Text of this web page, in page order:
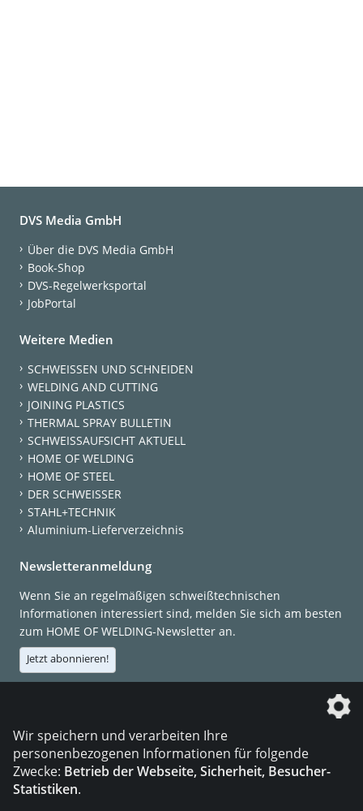
DVS Media GmbH
Über die DVS Media GmbH
Book-Shop
DVS-Regelwerksportal
JobPortal
Weitere Medien
SCHWEISSEN UND SCHNEIDEN
WELDING AND CUTTING
JOINING PLASTICS
THERMAL SPRAY BULLETIN
SCHWEISSAUFSICHT AKTUELL
HOME OF WELDING
HOME OF STEEL
DER SCHWEISSER
STAHL+TECHNIK
Aluminium-Lieferverzeichnis
Newsletteranmeldung
Wenn Sie an regelmäßigen schweißtechnischen
Informationen interessiert sind, melden Sie sich am besten
zum HOME OF WELDING-Newsletter an.
Jetzt abonnieren!
Wir speichern und verarbeiten Ihre
personenbezogenen Informationen für folgende
Zwecke: Betrieb der Webseite, Sicherheit, Besucher-
Statistiken.